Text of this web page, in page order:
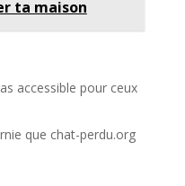
ta maison
accessible pour ceux
que chat-perdu.org